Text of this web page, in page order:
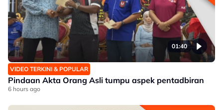
01:40
VIDEO TERKINI & POPULAR
Pindaan Akta Orang Asli tumpu aspek pentadbiran
6 hours ago